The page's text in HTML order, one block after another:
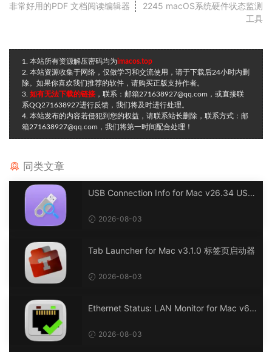
非常好用的PDF 文档阅读编辑器
2245 macOS系统硬件状态监测
工具
1. 本站所有资源解压密码均为imacos.top
2. 本站资源收集于网络，仅做学习和交流使用，请于下载后24小时内删
除。如果你喜欢我们推荐的软件，请购买正版支持作者。
3. 如有无法下载的链接 ，联系：邮箱271638927@qq.com，或直接联
系QQ271638927进行反馈，我们将及时进行处理。
4. 本站发布的内容若侵犯到您的权益，请联系站长删除，联系方式：邮
箱271638927@qq.com，我们将第一时间配合处理！
同类文章
USB Connection Info for Mac v26.34 USB
2026-08-03
Tab Launcher for Mac v3.1.0 标签页启动器
2026-08-03
Ethernet Status: LAN Monitor for Mac v6.
2026-08-03